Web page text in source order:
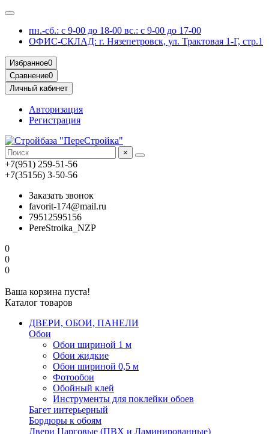
пн.-сб.: с 9-00 до 18-00 вс.: с 9-00 до 17-00
ОФИС-СКЛАД: г. Нязепетровск, ул. Трактовая 1-Г, стр.1
Избранное0
Сравнение0
Личный кабинет
Авторизация
Регистрация
×
+7(951) 259-51-56
+7(35156) 3-50-56
Заказать звонок
favorit-174@mail.ru
79512595156
PereStroika_NZP
0
0
0
Ваша корзина пуста!
Каталог товаров
ДВЕРИ, ОБОИ, ПАНЕЛИ
Обои
Обои шириной 1 м
Обои жидкие
Обои шириной 0,5 м
Фотообои
Обойный клей
Инструменты для поклейки обоев
Багет интерьерный
Бордюры к обоям
Двери Царговые (ПВХ и Ламинированные)